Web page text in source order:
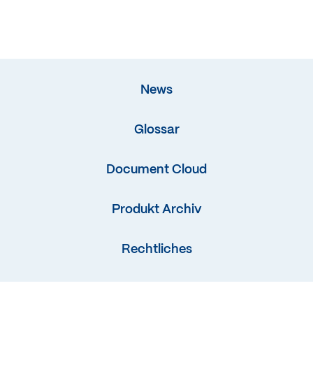
News
Glossar
Document Cloud
Produkt Archiv
Rechtliches